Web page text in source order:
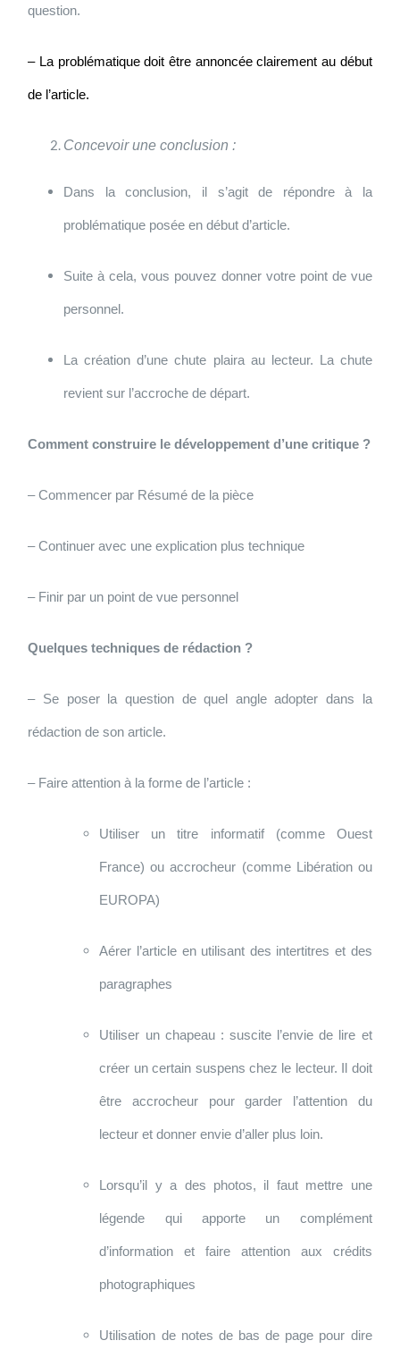
question.
– La problématique doit être annoncée clairement au début
de l’article.
Concevoir une conclusion :
Dans la conclusion, il s’agit de répondre à la
problématique posée en début d’article.
Suite à cela, vous pouvez donner votre point de vue
personnel.
La création d’une chute plaira au lecteur. La chute
revient sur l’accroche de départ.
Comment construire le développement d’une critique ?
– Commencer par Résumé de la pièce
– Continuer avec une explication plus technique
– Finir par un point de vue personnel
Quelques techniques de rédaction ?
– Se poser la question de quel angle adopter dans la
rédaction de son article.
– Faire attention à la forme de l’article :
Utiliser un titre informatif (comme Ouest
France) ou accrocheur (comme Libération ou
EUROPA)
Aérer l’article en utilisant des intertitres et des
paragraphes
Utiliser un chapeau : suscite l’envie de lire et
créer un certain suspens chez le lecteur. Il doit
être accrocheur pour garder l’attention du
lecteur et donner envie d’aller plus loin.
Lorsqu’il y a des photos, il faut mettre une
légende qui apporte un complément
d’information et faire attention aux crédits
photographiques
Utilisation de notes de bas de page pour dire